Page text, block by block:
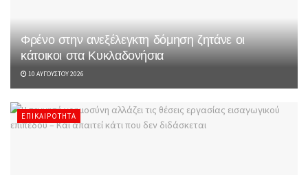
Φρένο στην ανεξέλεγκτη δόμηση ζητάνε οι
κάτοικοι στα Κυκλαδονήσια
10 ΑΥΓΟΎΣΤΟΥ 2026
ΕΠΙΚΑΙΡΌΤΗΤΑ